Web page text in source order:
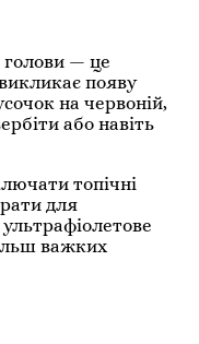
голови — це
появу
на червоній,
або навіть
топічні
для
важких